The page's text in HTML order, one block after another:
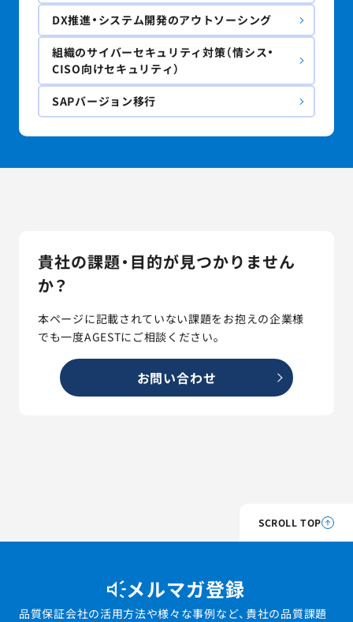
DX推進・システム開発のアウトソーシング
組織のサイバーセキュリティ対策（情シス・
CISO向けセキュリティ）
SAPバージョン移行
貴社の課題・目的が見つかりません
か？
本ページに記載されていない課題をお抱えの企業様
でも一度AGESTにご相談ください。
お問い合わせ
SCROLL TOP
メルマガ登録
品質保証会社の活用方法や様々な事例など、貴社の品質課題